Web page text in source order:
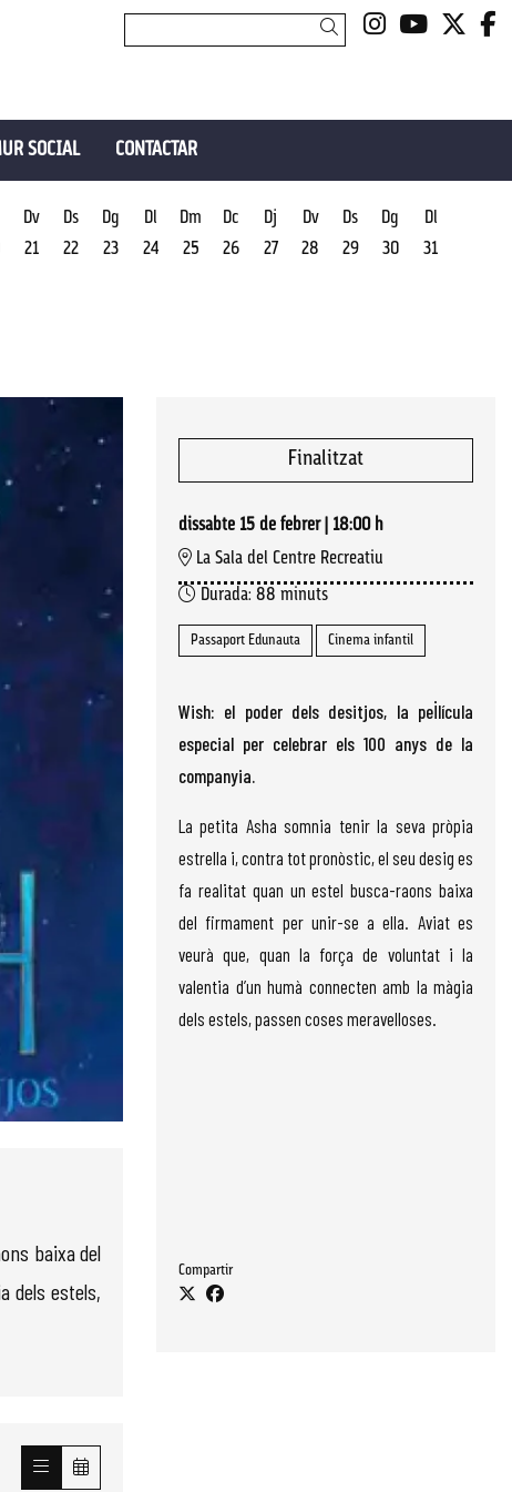
Link aLink a
Cercar
SOCIAL CONTACTAR
Dv
21
Ds
22
Dg
23
Dl
24
Dm
25
Dc
26
Dj
27
Dv
28
Ds
29
Dg
30
Dl
31
Finalitzat
dissabte 15 de febrer| 18:00 h
La Sala del Centre Recreatiu
Durada: 88 minuts
Passaport Edunauta Cinema infantil
Wish: el poder dels desitjos, la pel·lícula
especial per celebrar els 100 anys de la
companyia.
La petita Asha somnia tenir la seva pròpia
estrella i, contra tot pronòstic, el seu desig es
fa realitat quan un estel busca-raons baixa
del firmament per unir-se a ella. Aviat es
veurà que, quan la força de voluntat i la
valentia d’un humà connecten amb la màgia
dels estels, passen coses meravelloses.
Compartir
baixa del
dels estels,